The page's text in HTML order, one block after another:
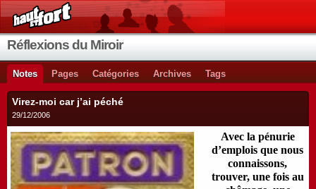
Réflexions du Miroir
Notes Pages Catégories Archives Tags
Virez-moi car j’ai péché
29/12/2006
Avec la pénurie
d’emplois que nous
connaissons,
trouver, une fois au